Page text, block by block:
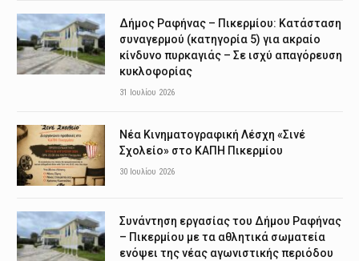
Δήμος Ραφήνας – Πικερμίου: Κατάσταση
συναγερμού (κατηγορία 5) για ακραίο
κίνδυνο πυρκαγιάς – Σε ισχύ απαγόρευση
κυκλοφορίας
31 Ιουλίου 2026
Νέα Κινηματογραφική Λέσχη «Σινέ
Σχολείο» στο ΚΑΠΗ Πικερμίου
30 Ιουλίου 2026
Συνάντηση εργασίας του Δήμου Ραφήνας
– Πικερμίου με τα αθλητικά σωματεία
ενόψει της νέας αγωνιστικής περιόδου